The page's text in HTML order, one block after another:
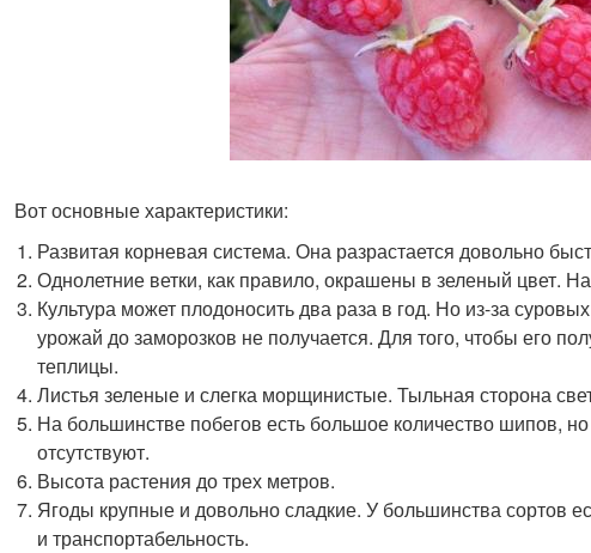
Вот основные характеристики:
Развитая корневая система. Она разрастается довольно
Однолетние ветки, как правило, окрашены в зеленый цвет.
Культура может плодоносить два раза в год. Но из-за
урожай до заморозков не получается. Для того, чтобы его
теплицы.
Листья зеленые и слегка морщинистые. Тыльная сторона
На большинстве побегов есть большое количество шипов,
отсутствуют.
Высота растения до трех метров.
Ягоды крупные и довольно сладкие. У большинства сортов
и транспортабельность.